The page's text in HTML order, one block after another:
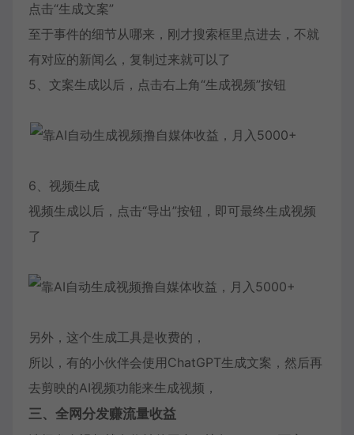
点击“生成文案”
至于事件的细节从哪来，刚才搜索框里点进去，不就
有对应的新闻么，复制过来就可以了
5、文案生成以后，点击右上角“生成视频”按钮
6、视频生成
视频生成以后，点击“导出”按钮，即可最终生成视频
了
另外，这个生成工具是收费的，
所以，有的小伙伴会使用ChatGPT生成文案，然后再
去剪映的AI视频功能来生成视频，
三、全网分发赚流量收益